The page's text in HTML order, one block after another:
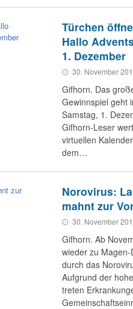
Türchen
Hallo
1. Dezember
30. November
Gifhorn. Das
Gewinnspiel geht
Samstag, 1.
Gifhorn-Leser
virtuellen
dem…
Norovirus:
mahnt zur
30. November
Gifhorn. Ab
wieder zu
durch das
Aufgrund der
treten